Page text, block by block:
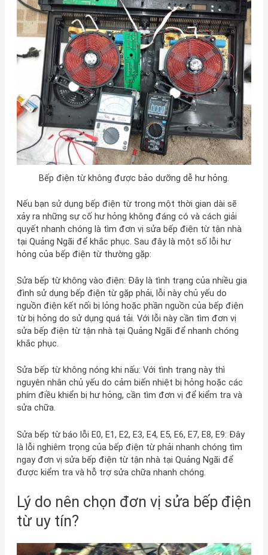
Bếp điện từ không được bảo dưỡng dễ hư hỏng.
Nếu bạn sử dụng bếp điện từ trong một thời gian dài sẽ
xảy ra những sự cố hư hỏng không đáng có và cách giải
quyết nhanh chóng là tìm đơn vị sửa bếp điện từ tận nhà
tại Quảng Ngãi để khắc phục. Sau đây là một số lỗi hư
hỏng của bếp điện từ thường gặp:
Sửa bếp từ không vào điện: Đây là tình trạng của nhiều gia
đình sử dụng bếp điện từ gặp phải, lỗi này chủ yếu do
nguồn điện kết nối bị lỏng hoặc phần nguồn của bếp điện
từ bị hỏng do sử dụng quá tải. Với lỗi này cần tìm đơn vị
sửa bếp điện từ tận nhà tại Quảng Ngãi để nhanh chóng
khắc phục.
Sửa bếp từ không nóng khi nấu: Với tình trạng này thì
nguyên nhân chủ yếu do cảm biến nhiệt bị hỏng hoặc các
phím điều khiển bị hư hỏng, cần tìm đơn vị để kiểm tra và
sửa chữa.
Sửa bếp từ báo lỗi E0, E1, E2, E3, E4, E5, E6, E7, E8, E9: Đây
là lỗi nghiêm trọng của bếp điện từ phải nhanh chóng tìm
ngay đơn vị sửa bếp điện từ tận nhà tại Quảng Ngãi để
được kiểm tra và hỗ trợ sửa chữa nhanh chóng.
Lý do nên chọn đơn vị sửa bếp điện
từ uy tín?